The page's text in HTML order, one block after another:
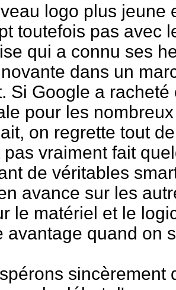
logo plus jeune
toutefois pas avec
qui a connu ses
dans un
Si Google a racheté
pour les
on regrette tout
pas vraiment fait
de véritables
avance sur les
le matériel et le
avantage quand on
sincèrement